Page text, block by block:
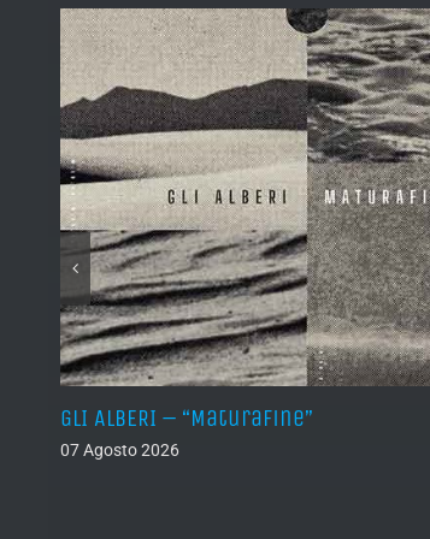
GLI ALBERI – “Maturafine”
07 Agosto 2026